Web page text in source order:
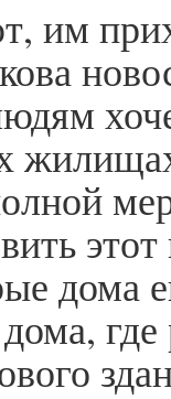
им